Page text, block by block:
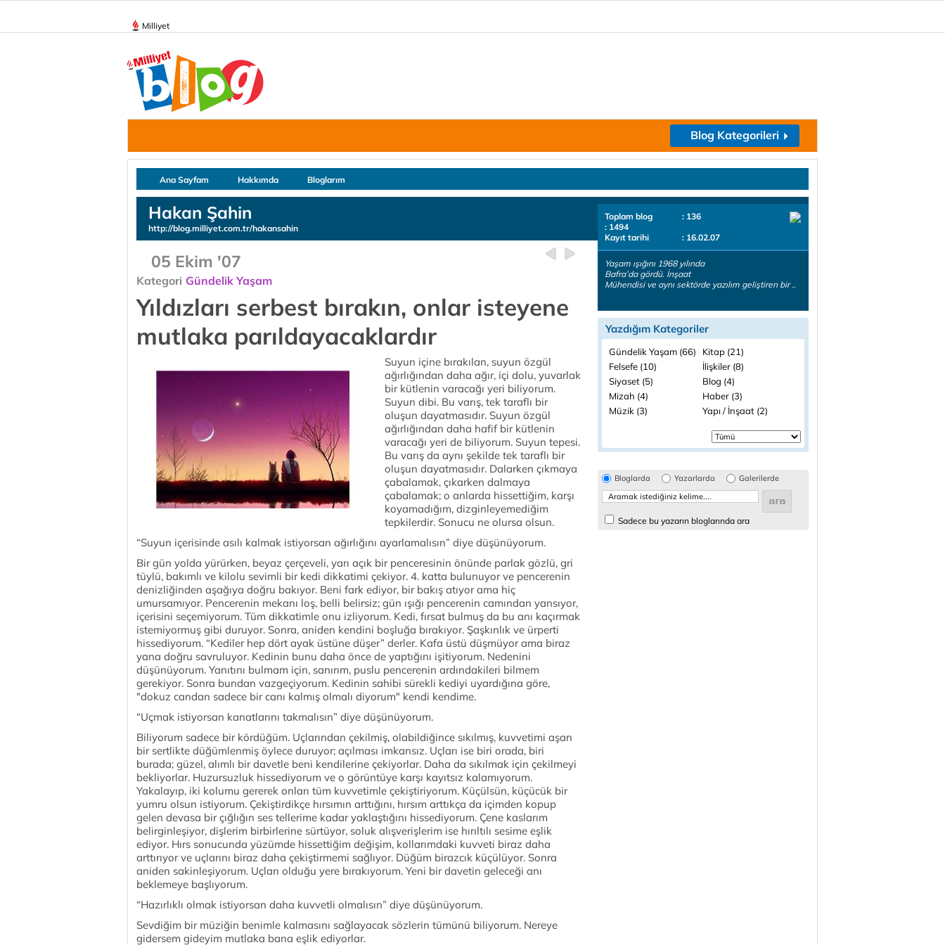
Milliyet
Blog Kategorileri
Ana Sayfam Hakkımda Bloglarım
Hakan Şahin
http://blog.milliyet.com.tr/hakansahin
05 Ekim '07
Kategori Gündelik Yaşam
Yıldızları serbest bırakın, onlar isteyene
mutlaka parıldayacaklardır
Suyun içine bırakılan, suyun özgül
ağırlığından daha ağır, içi dolu, yuvarlak
bir kütlenin varacağı yeri biliyorum.
Suyun dibi. Bu varış, tek taraflı bir
oluşun dayatmasıdır. Suyun özgül
ağırlığından daha hafif bir kütlenin
varacağı yeri de biliyorum. Suyun tepesi.
Bu varış da aynı şekilde tek taraflı bir
oluşun dayatmasıdır. Dalarken çıkmaya
çabalamak, çıkarken dalmaya
çabalamak; o anlarda hissettiğim, karşı
koyamadığım, dizginleyemediğim
tepkilerdir. Sonucu ne olursa olsun.
“Suyun içerisinde asılı kalmak istiyorsan ağırlığını ayarlamalısın” diye düşünüyorum.
Bir gün yolda yürürken, beyaz çerçeveli, yarı açık bir penceresinin önünde parlak gözlü, gri
tüylü, bakımlı ve kilolu sevimli bir kedi dikkatimi çekiyor. 4. katta bulunuyor ve pencerenin
denizliğinden aşağıya doğru bakıyor. Beni fark ediyor, bir bakış atıyor ama hiç
umursamıyor. Pencerenin mekanı loş, belli belirsiz; gün ışığı pencerenin camından yansıyor,
içerisini seçemiyorum. Tüm dikkatimle onu izliyorum. Kedi, fırsat bulmuş da bu anı kaçırmak
istemiyormuş gibi duruyor. Sonra, aniden kendini boşluğa bırakıyor. Şaşkınlık ve ürperti
hissediyorum. “Kediler hep dört ayak üstüne düşer” derler. Kafa üstü düşmüyor ama biraz
yana doğru savruluyor. Kedinin bunu daha önce de yaptığını işitiyorum. Nedenini
düşünüyorum. Yanıtını bulmam için, sanırım, puslu pencerenin ardındakileri bilmem
gerekiyor. Sonra bundan vazgeçiyorum. Kedinin sahibi sürekli kediyi uyardığına göre,
"dokuz candan sadece bir canı kalmış olmalı diyorum" kendi kendime.
“Uçmak istiyorsan kanatlarını takmalısın” diye düşünüyorum.
Biliyorum sadece bir kördüğüm. Uçlarından çekilmiş, olabildiğince sıkılmış, kuvvetimi aşan
bir sertlikte düğümlenmiş öylece duruyor; açılması imkansız. Uçları ise biri orada, biri
burada; güzel, alımlı bir davetle beni kendilerine çekiyorlar. Daha da sıkılmak için çekilmeyi
bekliyorlar. Huzursuzluk hissediyorum ve o görüntüye karşı kayıtsız kalamıyorum.
Yakalayıp, iki kolumu gererek onları tüm kuvvetimle çekiştiriyorum. Küçülsün, küçücük bir
yumru olsun istiyorum. Çekiştirdikçe hırsımın arttığını, hırsım arttıkça da içimden kopup
gelen devasa bir çığlığın ses tellerime kadar yaklaştığını hissediyorum. Çene kaslarım
belirginleşiyor, dişlerim birbirlerine sürtüyor, soluk alışverişlerim ise hırıltılı sesime eşlik
ediyor. Hırs sonucunda yüzümde hissettiğim değişim, kollarımdaki kuvveti biraz daha
arttırıyor ve uçlarını biraz daha çekiştirmemi sağlıyor. Düğüm birazcık küçülüyor. Sonra
aniden sakinleşiyorum. Uçları olduğu yere bırakıyorum. Yeni bir davetin geleceği anı
beklemeye başlıyorum.
“Hazırlıklı olmak istiyorsan daha kuvvetli olmalısın” diye düşünüyorum.
Sevdiğim bir müziğin benimle kalmasını sağlayacak sözlerin tümünü biliyorum. Nereye
gidersem gideyim mutlaka bana eşlik ediyorlar.
Toplam blog
: 136
: 1494
Kayıt tarihi
: 16.02.07
Yaşam ışığını 1968 yılında
Bafra’da gördü. İnşaat
Mühendisi ve aynı sektörde yazılım geliştiren bir ..
Yazdığım Kategoriler
Gündelik Yaşam (66)
Kitap (21)
Felsefe (10)
İlişkiler (8)
Siyaset (5)
Blog (4)
Mizah (4)
Haber (3)
Müzik (3)
Yapı / İnşaat (2)
Bloglarda Yazarlarda Galerilerde
Sadece bu yazarın bloglarında ara